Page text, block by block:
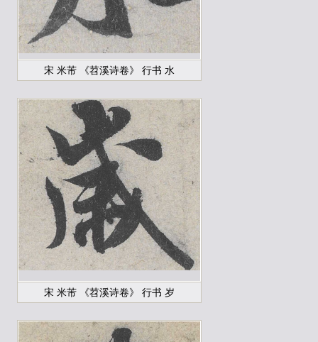
宋 米芾 《苕溪诗卷》 行书 水
宋 米芾 《苕溪诗卷》 行书 岁